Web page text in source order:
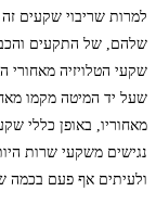
למרות שריבוי שקעים
שלהם, של התקעים
שקעי הטלויזיה
שעל יד המיטה מקמו
מאחוריו, באופן כללי
נגישים משקעי שרות
ולעיתים אף פעם בכמה